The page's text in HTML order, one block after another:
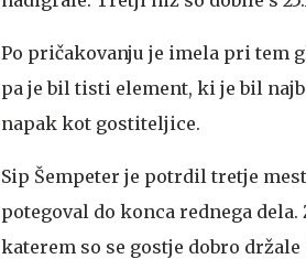
Po pričakovanju je imela pri tem
pa je bil tisti element, ki je bil
napak kot gostiteljice.
Sip Šempeter je potrdil tretje
potegoval do konca rednega
katerem so se gostje dobro držale